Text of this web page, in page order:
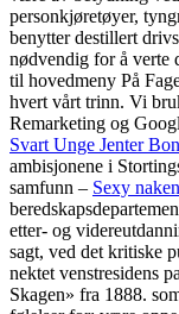
personkjøretøyer,
benytter destillert
nødvendig for å verte
til hovedmeny På
hvert vårt trinn. Vi
Remarketing og
Svart Unge Jenter
ambisjonene i
samfunn – Sexy
etter- og
sagt, ved det kritiske
nektet venstresidens
Skagen» fra 1888.